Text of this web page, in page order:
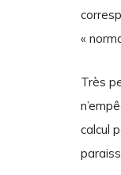
«
Très
calcul